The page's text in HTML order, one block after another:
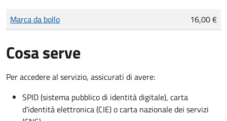
Tipo di pagamento
Importo
Marca da bollo 16,00 €
Cosa serve
Per accedere al servizio, assicurati di avere:
SPID (sistema pubblico di identità digitale), carta
d’identità elettronica (CIE) o carta nazionale dei servizi